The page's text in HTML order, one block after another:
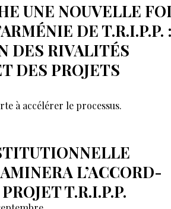
UNE NOUVELLE
DE T.R.I.P.P. :
DES RIVALITÉS
DES PROJETS
à accélérer le processus.
L’ACCORD-
T.R.I.P.P.